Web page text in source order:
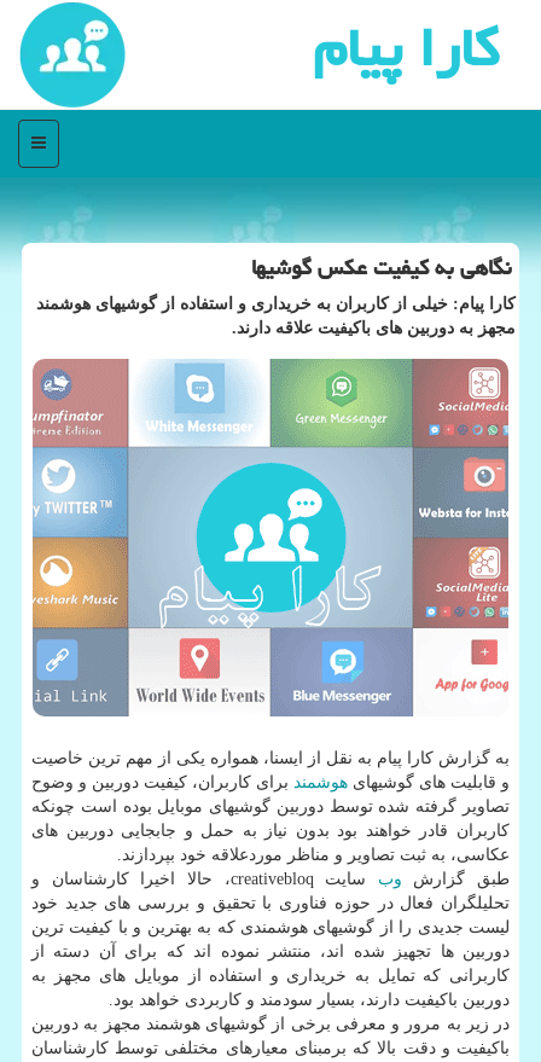
كارا پیام
منو
نگاهی به كیفیت عكس گوشیها
كارا پیام: خیلی از كاربران به خریداری و استفاده از گوشیهای هوشمند
مجهز به دوربین های باكیفیت علاقه دارند.
به گزارش كارا پیام به نقل از ایسنا، همواره یكی از مهم ترین خاصیت
و قابلیت های گوشیهای هوشمند برای كاربران، كیفیت دوربین و وضوح
تصاویر گرفته شده توسط دوربین گوشیهای موبایل بوده است چونكه
كاربران قادر خواهند بود بدون نیاز به حمل و جابجایی دوربین های
عكاسی، به ثبت تصاویر و مناظر موردعلاقه خود بپردازند.
طبق گزارش وب
سایت creativebloq، حالا اخیرا كارشناسان و
تحلیلگران فعال در حوزه فناوری با تحقیق و بررسی های جدید خود
لیست جدیدی را از گوشیهای هوشمندی كه به بهترین و با كیفیت ترین
دوربین ها تجهیز شده اند، منتشر نموده اند كه برای آن دسته از
كاربرانی كه تمایل به خریداری و استفاده از موبایل های مجهز به
دوربین باكیفیت دارند، بسیار سودمند و كاربردی خواهد بود.
در زیر به مرور و معرفی برخی از گوشیهای هوشمند مجهز به دوربین
باكیفیت و دقت بالا كه برمبنای معیارهای مختلفی توسط كارشناسان